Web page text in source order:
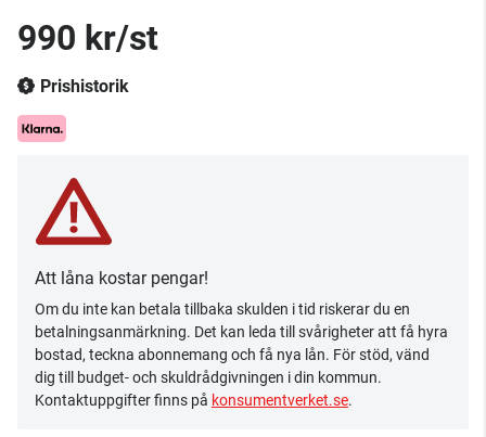
990 kr/st
Prishistorik
Att låna kostar pengar!
Om du inte kan betala tillbaka skulden i tid riskerar du en
betalningsanmärkning. Det kan leda till svårigheter att få hyra
bostad, teckna abonnemang och få nya lån. För stöd, vänd
dig till budget- och skuldrådgivningen i din kommun.
Kontaktuppgifter finns på konsumentverket.se.